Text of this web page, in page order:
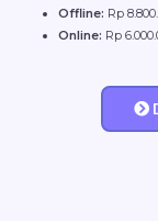
Offline: Rp
Online: Rp